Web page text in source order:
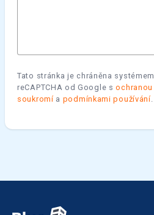
Tato stránka je chráněna systémem
reCAPTCHA od Google sochranou
soukromí a podmínkami používání.